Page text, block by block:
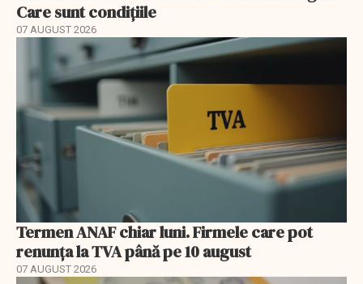
Care sunt condițiile
07 AUGUST 2026
Termen ANAF chiar luni. Firmele care pot
renunța la TVA până pe 10 august
07 AUGUST 2026